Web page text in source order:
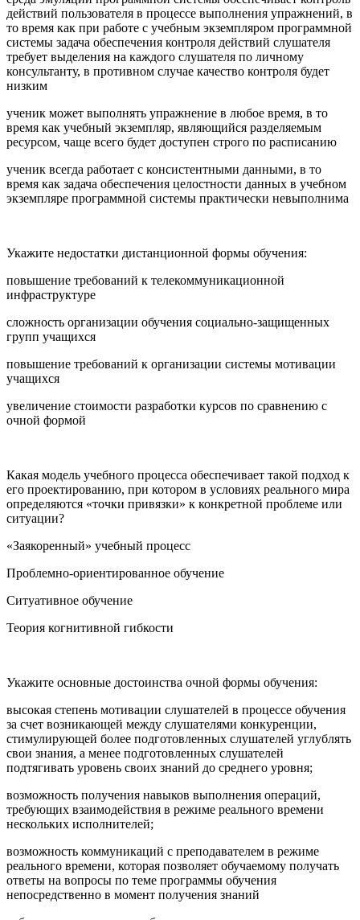
действий пользователя в процессе выполнения упражнений, в
то время как при работе с учебным экземпляром программной
системы задача обеспечения контроля действий слушателя
требует выделения на каждого слушателя по личному
консультанту, в противном случае качество контроля будет
низким
ученик может выполнять упражнение в любое время, в то
время как учебный экземпляр, являющийся разделяемым
ресурсом, чаще всего будет доступен строго по расписанию
ученик всегда работает с консистентными данными, в то
время как задача обеспечения целостности данных в учебном
экземпляре программной системы практически невыполнима
Укажите недостатки дистанционной формы обучения:
повышение требований к телекоммуникационной
инфраструктуре
сложность организации обучения социально-защищенных
групп учащихся
повышение требований к организации системы мотивации
учащихся
увеличение стоимости разработки курсов по сравнению с
очной формой
Какая модель учебного процесса обеспечивает такой подход к
его проектированию, при котором в условиях реального мира
определяются «точки привязки» к конкретной проблеме или
ситуации?
«Заякоренный» учебный процесс
Проблемно-ориентированное обучение
Ситуативное обучение
Теория когнитивной гибкости
Укажите основные достоинства очной формы обучения:
высокая степень мотивации слушателей в процессе обучения
за счет возникающей между слушателями конкуренции,
стимулирующей более подготовленных слушателей углублять
свои знания, а менее подготовленных слушателей
подтягивать уровень своих знаний до среднего уровня;
возможность получения навыков выполнения операций,
требующих взаимодействия в режиме реального времени
нескольких исполнителей;
возможность коммуникаций с преподавателем в режиме
реального времени, которая позволяет обучаемому получать
ответы на вопросы по теме программы обучения
непосредственно в момент получения знаний